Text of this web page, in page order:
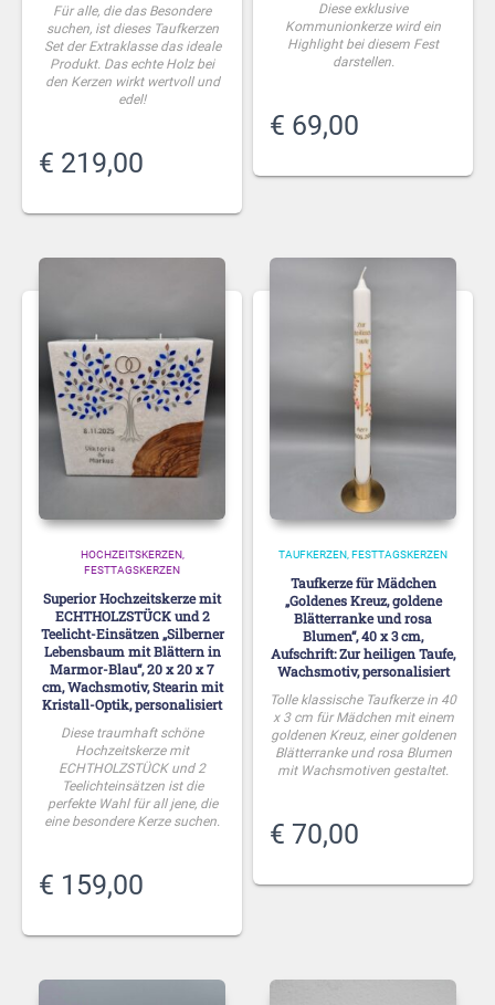
Für alle, die das Besondere
suchen, ist dieses Taufkerzen
Set der Extraklasse das ideale
Produkt. Das echte Holz bei
den Kerzen wirkt wertvoll und
edel!
€ 219,00
Diese exklusive
Kommunionkerze wird ein
Highlight bei diesem Fest
darstellen.
€ 69,00
HOCHZEITSKERZEN
FESTTAGSKERZEN
Superior Hochzeitskerze mit
ECHTHOLZSTÜCK und 2
Teelicht-Einsätzen „Silberner
Lebensbaum mit Blättern in
Marmor-Blau“, 20 x 20 x 7
cm, Wachsmotiv, Stearin mit
Kristall-Optik, personalisiert
Diese traumhaft schöne
Hochzeitskerze mit
ECHTHOLZSTÜCK und 2
Teelichteinsätzen ist die
perfekte Wahl für all jene, die
eine besondere Kerze suchen.
€ 159,00
TAUFKERZEN FESTTAGSKERZEN
Taufkerze für Mädchen
„Goldenes Kreuz, goldene
Blätterranke und rosa
Blumen“, 40 x 3 cm,
Aufschrift: Zur heiligen Taufe,
Wachsmotiv, personalisiert
Tolle klassische Taufkerze in 40
x 3 cm für Mädchen mit einem
goldenen Kreuz, einer goldenen
Blätterranke und rosa Blumen
mit Wachsmotiven gestaltet.
€ 70,00